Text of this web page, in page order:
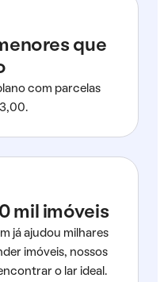
que
com parcelas
mil imóveis
já ajudou milhares
imóveis, nossos
o lar ideal.